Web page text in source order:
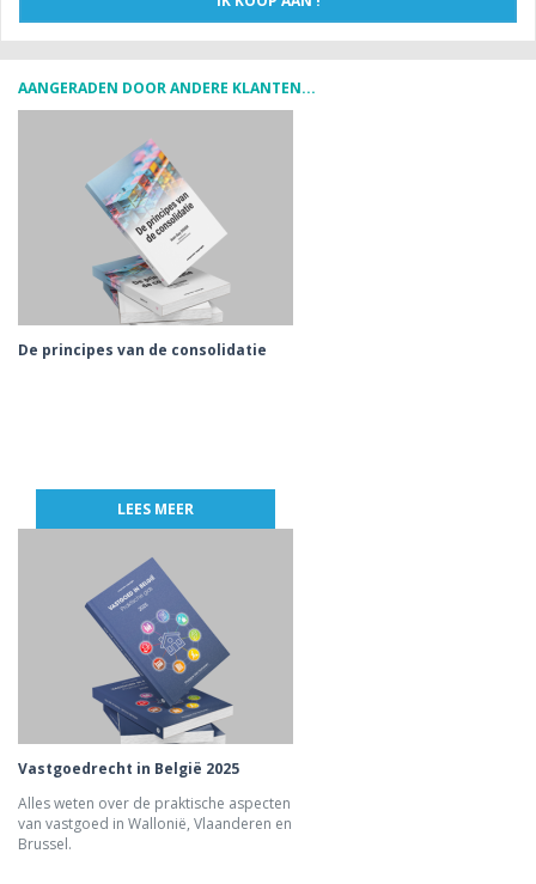
AANGERADEN DOOR ANDERE KLANTEN...
De principes van de consolidatie
LEES MEER
Vastgoedrecht in België 2025
Alles weten over de praktische aspecten
van vastgoed in Wallonië, Vlaanderen en
Brussel.